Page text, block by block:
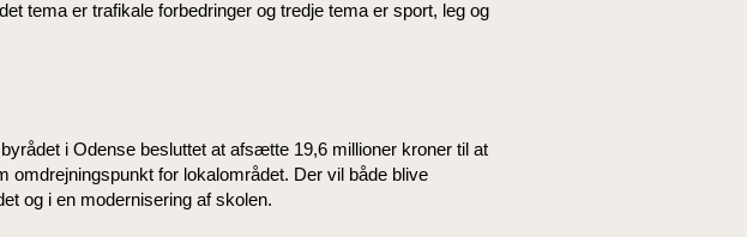
tema er trafikale forbedringer og tredje tema er sport, leg og
i Odense besluttet at afsætte 19,6 millioner kroner til at
omdrejningspunkt for lokalområdet. Der vil både blive
og i en modernisering af skolen.